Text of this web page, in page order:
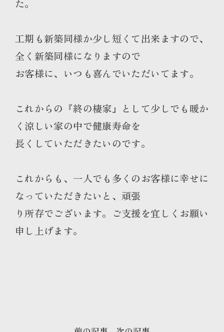
た。
工期も新築同様か少し短くて出来ますので、
全く新築同様になりますので
お客様に、いつも喜んでいただいてます。
これからの『終の棲家』として少しでも暖か
く涼しい家の中で健康寿命を
長くしていただきたいのです。
これからも、一人でも多くのお客様に幸せに
なっていただきたいと、頑張
り所存でございます。ご支援を宜しくお願い
申し上げます。